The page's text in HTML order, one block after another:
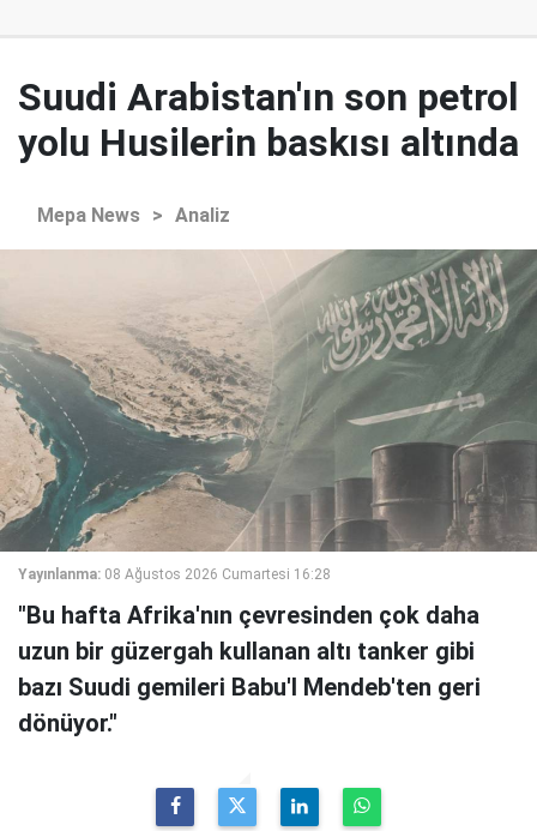
Suudi Arabistan'ın son petrol
yolu Husilerin baskısı altında
Mepa News > Analiz
Yayınlanma: 08 Ağustos 2026 Cumartesi 16:28
"Bu hafta Afrika'nın çevresinden çok daha
uzun bir güzergah kullanan altı tanker gibi
bazı Suudi gemileri Babu'l Mendeb'ten geri
dönüyor."